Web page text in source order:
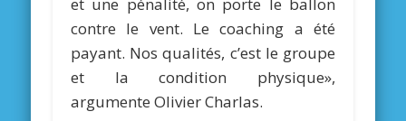
et une pénalité, on porte le ballon
contre le vent. Le coaching a été
payant. Nos qualités, c’est le groupe
et la condition physique»,
argumente Olivier Charlas.